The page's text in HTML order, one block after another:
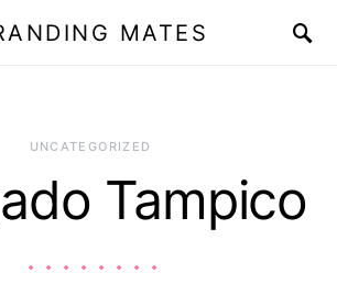
MATES
UNCATEGORIZED
Tampico